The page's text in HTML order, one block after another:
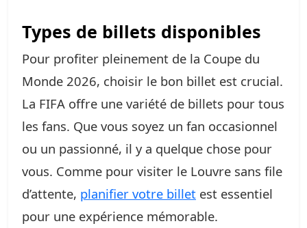
Types de billets disponibles
Pour profiter pleinement de la Coupe du
Monde 2026, choisir le bon billet est crucial.
La FIFA offre une variété de billets pour tous
les fans. Que vous soyez un fan occasionnel
ou un passionné, il y a quelque chose pour
vous. Comme pour visiter le Louvre sans file
d’attente, planifier votre billet est essentiel
pour une expérience mémorable.